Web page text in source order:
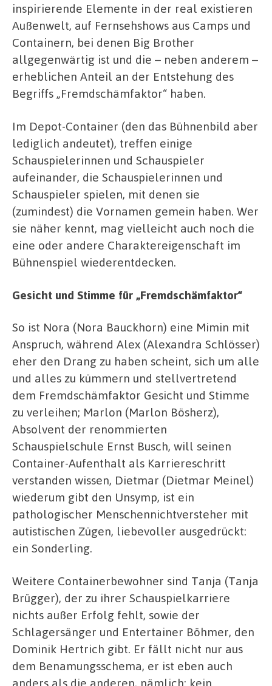
inspirierende Elemente in der real existieren
Außenwelt, auf Fernsehshows aus Camps und
Containern, bei denen Big Brother
allgegenwärtig ist und die – neben anderem –
erheblichen Anteil an der Entstehung des
Begriffs „Fremdschämfaktor“ haben.
Im Depot-Container (den das Bühnenbild aber
lediglich andeutet), treffen einige
Schauspielerinnen und Schauspieler
aufeinander, die Schauspielerinnen und
Schauspieler spielen, mit denen sie
(zumindest) die Vornamen gemein haben. Wer
sie näher kennt, mag vielleicht auch noch die
eine oder andere Charaktereigenschaft im
Bühnenspiel wiederentdecken.
Gesicht und Stimme für „Fremdschämfaktor“
So ist Nora (Nora Bauckhorn) eine Mimin mit
Anspruch, während Alex (Alexandra Schlösser)
eher den Drang zu haben scheint, sich um alle
und alles zu kümmern und stellvertretend
dem Fremdschämfaktor Gesicht und Stimme
zu verleihen; Marlon (Marlon Bösherz),
Absolvent der renommierten
Schauspielschule Ernst Busch, will seinen
Container-Aufenthalt als Karriereschritt
verstanden wissen, Dietmar (Dietmar Meinel)
wiederum gibt den Unsymp, ist ein
pathologischer Menschennichtversteher mit
autistischen Zügen, liebevoller ausgedrückt:
ein Sonderling.
Weitere Containerbewohner sind Tanja (Tanja
Brügger), der zu ihrer Schauspielkarriere
nichts außer Erfolg fehlt, sowie der
Schlagersänger und Entertainer Böhmer, den
Dominik Hertrich gibt. Er fällt nicht nur aus
dem Benamungsschema, er ist eben auch
anders als die anderen, nämlich: kein